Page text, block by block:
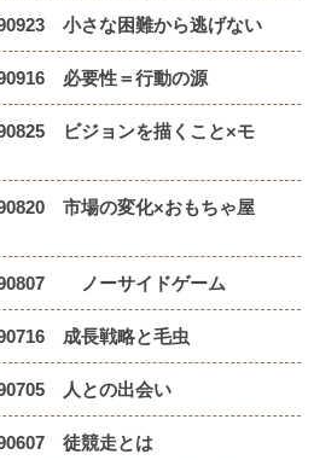
小さな困難から逃げない
必要性＝行動の源
ビジョンを描くこと×モ
市場の変化×おもちゃ屋
ノーサイドゲーム
成長戦略と毛虫
人との出会い
徒競走とは